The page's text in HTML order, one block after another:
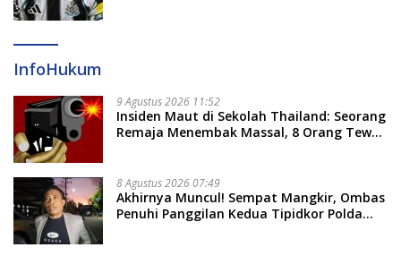
InfoHukum
9 Agustus 2026 11:52
Insiden Maut di Sekolah Thailand: Seorang
Remaja Menembak Massal, 8 Orang Tewas
8 Agustus 2026 07:49
Akhirnya Muncul! Sempat Mangkir, Ombas
Penuhi Panggilan Kedua Tipidkor Polda